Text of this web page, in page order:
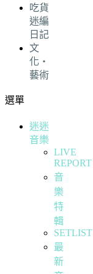
吃貨
迷編
日記
文
化・
藝術
選單
迷迷
音樂
LIVE
REPORT
音
樂
特
輯
SETLIST
最
新